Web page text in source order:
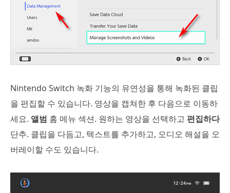
Nintendo Switch 녹화 기능의 유연성을 통해 녹화된 클립
을 편집할 수 있습니다. 영상을 캡쳐한 후 다음으로 이동하
세요. 앨범 홈 메뉴 섹션. 원하는 영상을 선택하고 편집하다
단추. 클립을 다듬고, 텍스트를 추가하고, 오디오 해설을 오
버레이할 수도 있습니다.